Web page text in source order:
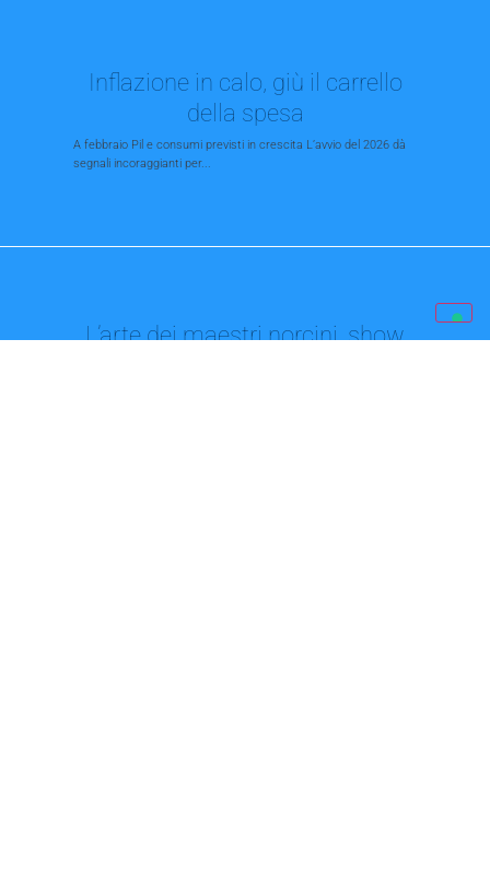
Inflazione in calo, giù il carrello
della spesa
A febbraio Pil e consumi previsti in crescita L’avvio del 2026 dà
segnali incoraggianti per...
L’arte dei maestri norcini, show